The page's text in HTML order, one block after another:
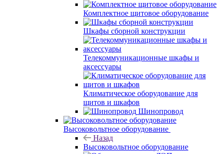
Комплектное щитовое оборудование
Шкафы сборной конструкции
Телекоммуникационные шкафы и
аксессуары
Климатическое оборудование для
щитов и шкафов
Шинопровод
Высоковольтное оборудование
Назад
Высоковольтное оборудование